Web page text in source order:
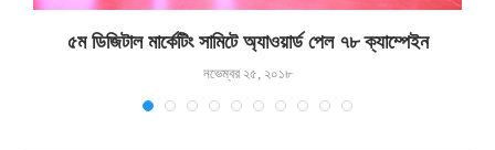
৫ম ডিজিটাল মার্কেটিং সামিটে অ্যাওয়ার্ড পেল ৭৮ ক্যাম্পেইন
নভেম্বর ২৫, ২০১৮